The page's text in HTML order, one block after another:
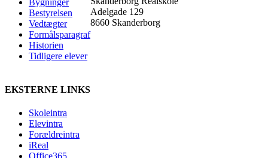
Bygninger
Bestyrelsen
Vedtægter
Formålsparagraf
Historien
Tidligere elever
Adelgade 129
8660 Skanderborg
EKSTERNE LINKS
Skoleintra
Elevintra
Forældreintra
iReal
Office365